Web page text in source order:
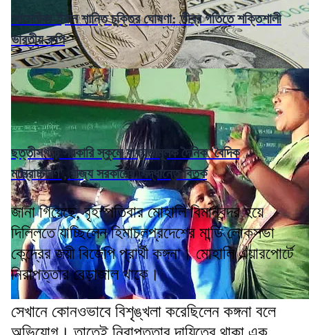
আমেরিকা-ইরান শান্তি চুক্তির ঘোষণা: তীব্র গতিতে শক্তিশালী
ভারতীয় রুপি
ছত্তীসগঢ়ে সরকারি স্কুলে বাধ্যতামূলক দৈনিক 'বৈদিক
মন্ত্রোচ্চারণ', রাজ্য সরকারের সিদ্ধান্তে বিতর্ক
জানা গিয়েছে, বৃহস্পতিবার মোহালি বিমানবন্দর হয়ে
দিল্লিতে যাচ্ছিলেন হিমাচলপ্রদেশের মান্ডি লোকসভা
কেন্দ্রের জয়ী বিজেপি প্রার্থী কঙ্গনা। মোহালি এয়ারপোর্টে
নিরাপত্তার বেড়াজাল থাকে।
সেখানে কোনওভাবে বিশৃঙ্খলা করেছিলেন কঙ্গনা বলে